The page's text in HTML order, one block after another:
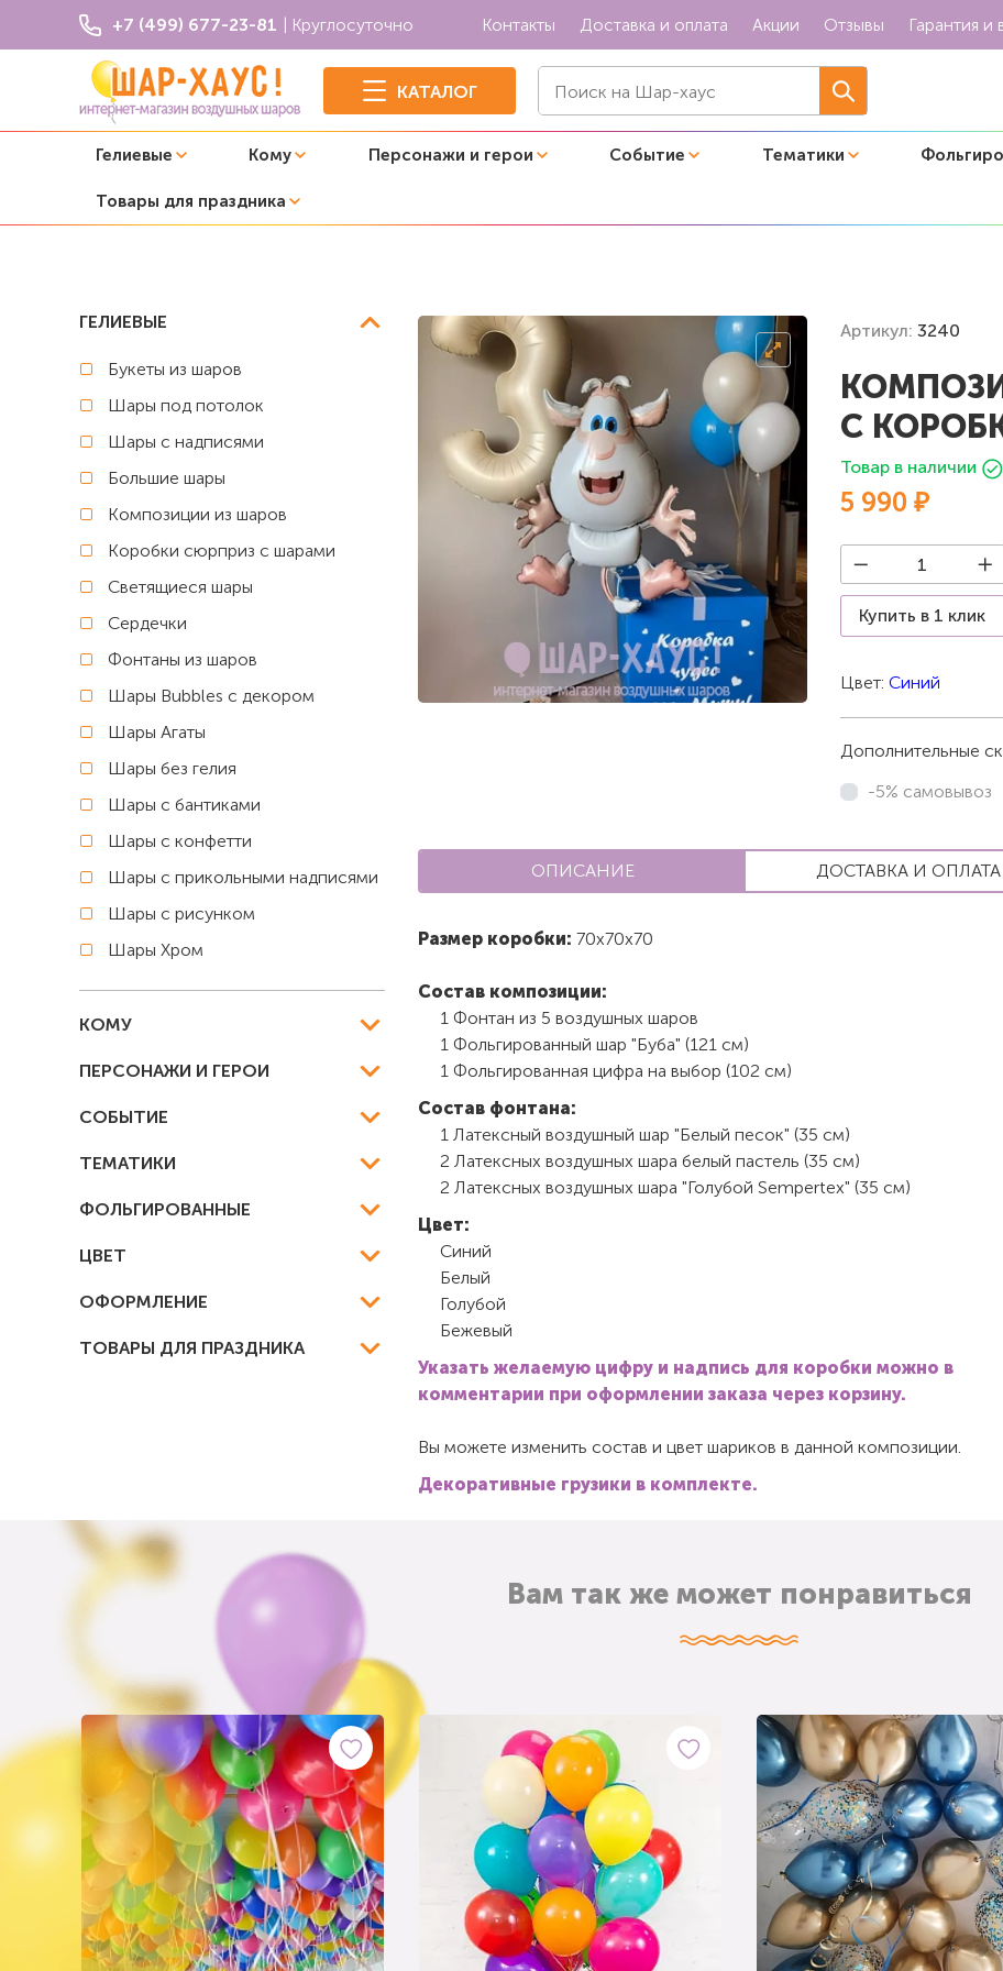
+7 (499) 677-23-81 | Круглосуточно Контакты Доставка и оплата Акции Отзывы Гарантия и
КАТАЛОГ
Гелиевые Кому Персонажи и герои Событие Тематики
Товары для праздника
Буба Композиция из шаров "Буба с коробкой чудес!"
ГЕЛИЕВЫЕ
Букеты из шаров
Шары под потолок
Шары с надписями
Большие шары
Композиции из шаров
Коробки сюрприз с шарами
Светящиеся шары
Сердечки
Фонтаны из шаров
Шары Bubbles с декором
Шары Агаты
Шары без гелия
Шары с бантиками
Шары с конфетти
Шары с прикольными надписями
Шары с рисунком
Шары Хром
КОМУ
ПЕРСОНАЖИ И ГЕРОИ
СОБЫТИЕ
ТЕМАТИКИ
ФОЛЬГИРОВАННЫЕ
ЦВЕТ
ОФОРМЛЕНИЕ
ТОВАРЫ ДЛЯ ПРАЗДНИКА
Артикул: 3240
С
Товар в наличии
5 990 ₽
Купить в 1 клик
Цвет: Синий
Дополнительные
-5% самовывоз
ОПИСАНИЕ ДОСТАВКА И ОПЛАТА
Размер коробки: 70х70х70
Состав композиции:
1 Фонтан из 5 воздушных шаров
1 Фольгированный шар "Буба" (121 см)
1 Фольгированная цифра на выбор (102 см)
Состав фонтана:
1 Латексный воздушный шар "Белый песок" (35 см)
2 Латексных воздушных шара белый пастель (35 см)
2 Латексных воздушных шара "Голубой Sempertex" (35 см)
Цвет:
Синий
Белый
Голубой
Бежевый
Указать желаемую цифру и надпись для коробки можно в
комментарии при оформлении заказа через корзину.
Вы можете изменить состав и цвет шариков в данной композиции.
Декоративные грузики в комплекте.
Вам так же может понравиться